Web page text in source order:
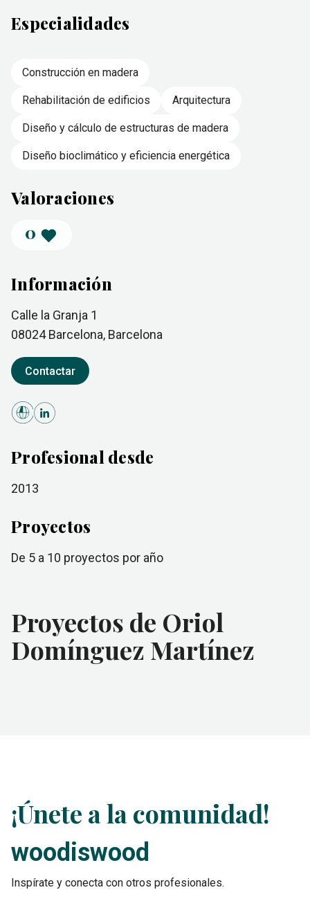
Especialidades
Construcción en madera
Rehabilitación de edificios Arquitectura
Diseño y cálculo de estructuras de madera
Diseño bioclimático y eficiencia energética
Valoraciones
0
Información
Calle la Granja 1
08024 Barcelona, Barcelona
Contactar
Profesional desde
2013
Proyectos
de 5 a 10 proyectos por año
Proyectos de Oriol
Domínguez Martínez
¡Únete a la comunidad!
woodiswood
Inspírate y conecta con otros profesionales.